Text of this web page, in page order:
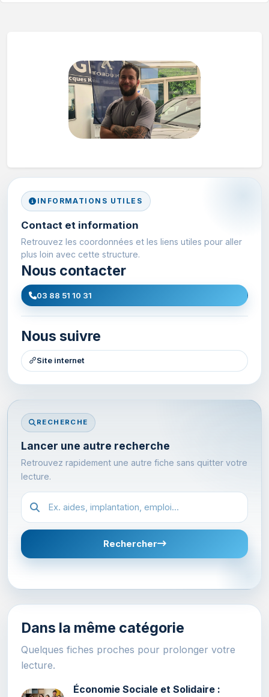
INFORMATIONS UTILES
Contact et information
Retrouvez les coordonnées et les liens utiles pour aller
plus loin avec cette structure.
Nous contacter
03 88 51 10 31
Nous suivre
Site internet
RECHERCHE
Lancer une autre recherche
Retrouvez rapidement une autre fiche sans quitter votre
lecture.
Recherche dans les fiches
Rechercher
Dans la même catégorie
Quelques fiches proches pour prolonger votre
lecture.
Économie Sociale et Solidaire :